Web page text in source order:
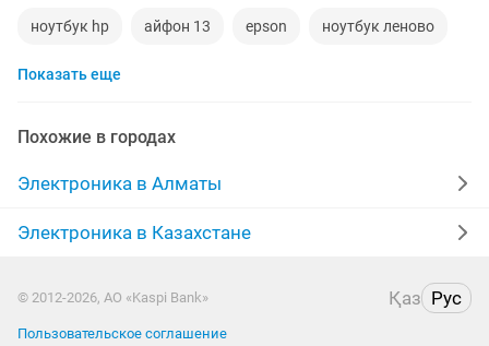
ноутбук hp айфон 13 epson ноутбук леново
galaxy samsung
экран для кондиционера
500 gb iphonex ремонт морозильников
Показать еще
Похожие в городах
Электроника в Алматы
Электроника в Казахстане
© 2012-2026, АО «Kaspi Bank» Қаз Рус
Пользовательское соглашение